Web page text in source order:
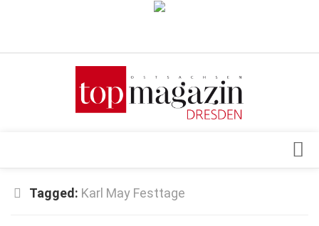
Verkaufsstellen
Top Gesundheitsforum Dresden / Ostsachsen
Tagged: Karl May Festtage